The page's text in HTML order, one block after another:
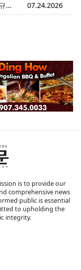
? 07.24.2026
is to provide our
comprehensive news
public is essential
to upholding the
integrity.